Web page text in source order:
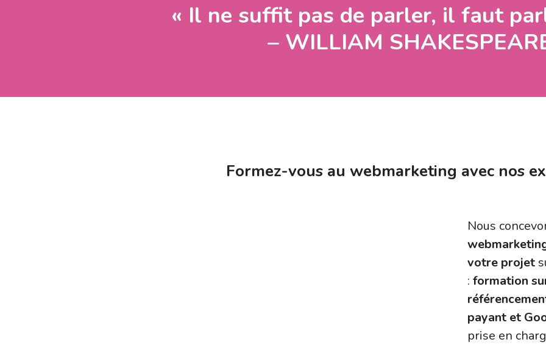
« Il ne suffit pas de parler, il faut
– WILLIAM
Formez-vous au webmarketing avec nos
Nous
votre projet
: formation
payant et
prise en